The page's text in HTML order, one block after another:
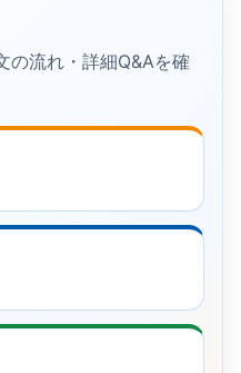
の流れ・詳細Q&Aを確